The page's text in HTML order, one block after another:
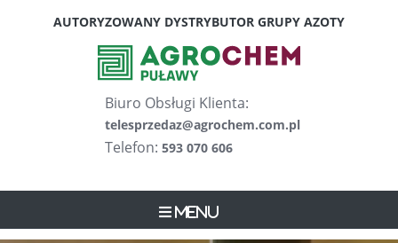
AUTORYZOWANY DYSTRYBUTOR GRUPY AZOTY
Biuro Obsługi Klienta:
telesprzedaz@agrochem.com.pl
Telefon: 593 070 606
Menu